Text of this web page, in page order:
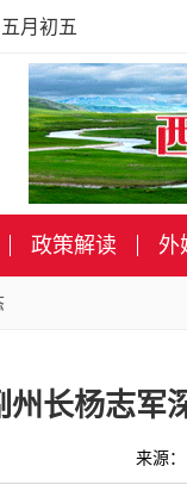
月初五
政策解读 外
长杨志军
来源